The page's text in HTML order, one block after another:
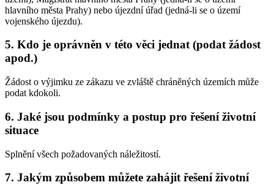
hlavního města Prahy) nebo újezdní úřad (jedná-li se o území
vojenského újezdu).
5. Kdo je oprávněn v této věci jednat (podat žádost
apod.)
Žádost o výjimku ze zákazu ve zvláště chráněných územích může
podat kdokoli.
6. Jaké jsou podmínky a postup pro řešení životní
situace
Splnění všech požadovaných náležitostí.
7. Jakým způsobem můžete zahájit řešení životní